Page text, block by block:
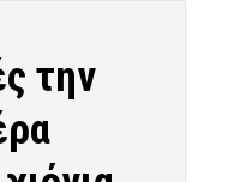
την